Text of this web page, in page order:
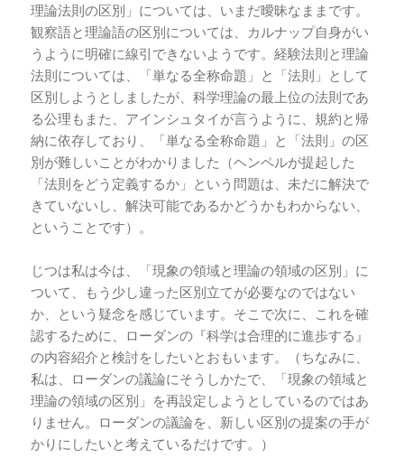
理論法則の区別」については、いまだ曖昧なままです。
観察語と理論語の区別については、カルナップ自身がい
うように明確に線引できないようです。経験法則と理論
法則については、「単なる全称命題」と「法則」として
区別しようとしましたが、科学理論の最上位の法則であ
る公理もまた、アインシュタイが言うように、規約と帰
納に依存しており、「単なる全称命題」と「法則」の区
別が難しいことがわかりました（ヘンペルが提起した
「法則をどう定義するか」という問題は、未だに解決で
きていないし、解決可能であるかどうかもわからない、
ということです）。
じつは私は今は、「現象の領域と理論の領域の区別」に
ついて、もう少し違った区別立てが必要なのではない
か、という疑念を感じています。そこで次に、これを確
認するために、ローダンの『科学は合理的に進歩する』
の内容紹介と検討をしたいとおもいます。（ちなみに、
私は、ローダンの議論にそうしかたで、「現象の領域と
理論の領域の区別」を再設定しようとしているのではあ
りません。ローダンの議論を、新しい区別の提案の手が
かりにしたいと考えているだけです。）